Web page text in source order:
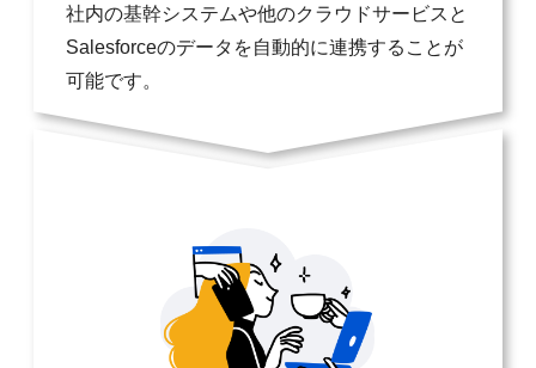
社内の基幹システムや他のクラウドサービスと
Salesforceのデータを自動的に連携することが
可能です。